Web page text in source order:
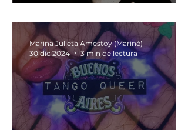
edición en Argentina:
1958. Nota sobre la
séptima reimpresión:
Fiordo, 2023.
Marina Julieta Amestoy (Mariné)
30 dic 2024
3 min de lectura